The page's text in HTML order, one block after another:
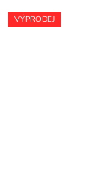
VÝPRODEJ